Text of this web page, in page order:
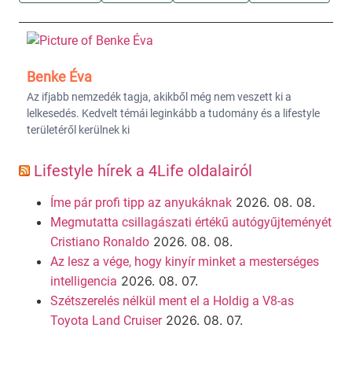
Benke Éva
Az ifjabb nemzedék tagja, akikből még nem veszett ki a
lelkesedés. Kedvelt témái leginkább a tudomány és a lifestyle
területéről kerülnek ki
Lifestyle hírek a 4Life oldalairól
Íme pár profi tipp az anyukáknak 2026. 08. 08.
Megmutatta csillagászati értékű autógyűjteményét
Cristiano Ronaldo 2026. 08. 08.
Az lesz a vége, hogy kinyír minket a mesterséges
intelligencia 2026. 08. 07.
Szétszerelés nélkül ment el a Holdig a V8-as
Toyota Land Cruiser 2026. 08. 07.